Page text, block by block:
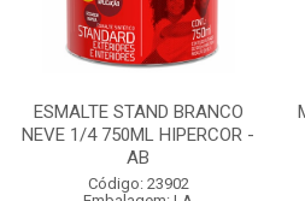
ESMALTE STAND BRANCO
NEVE 1/4 750ML HIPERCOR -
AB
Código: 23902